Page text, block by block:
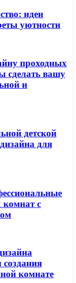
идеи
уютности
проходных
сделать вашу
и
детской
для
комнат с
комнате